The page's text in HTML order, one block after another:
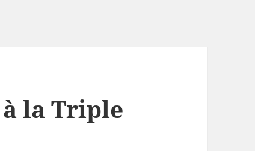
la Triple